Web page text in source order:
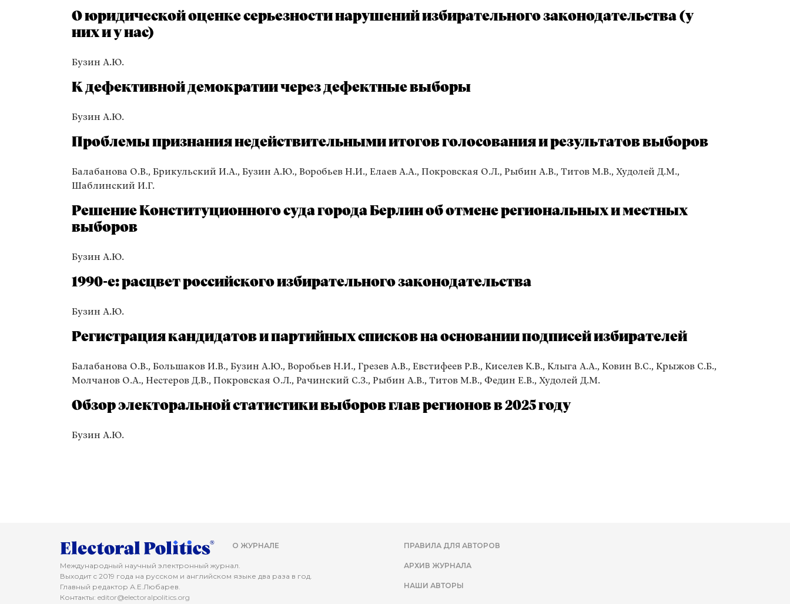
О юридической оценке серьезности нарушений избирательного законодательства (у
них и у нас)
Бузин А.Ю.
К дефективной демократии через дефектные выборы
Бузин А.Ю.
Проблемы признания недействительными итогов голосования и результатов выборов
Балабанова О.В., Брикульский И.А., Бузин А.Ю., Воробьев Н.И., Елаев А.А., Покровская О.Л., Рыбин А.В., Титов М.В., Худолей Д.М.,
Шаблинский И.Г.
Решение Конституционного суда города Берлин об отмене региональных и местных
выборов
Бузин А.Ю.
1990-е: расцвет российского избирательного законодательства
Бузин А.Ю.
Регистрация кандидатов и партийных списков на основании подписей избирателей
Балабанова О.В., Большаков И.В., Бузин А.Ю., Воробьев Н.И., Грезев А.В., Евстифеев Р.В., Киселев К.В., Клыга А.А., Ковин В.С., Крыжов С.Б.,
Молчанов О.А., Нестеров Д.В., Покровская О.Л., Рачинский С.З., Рыбин А.В., Титов М.В., Федин Е.В., Худолей Д.М.
Обзор электоральной статистики выборов глав регионов в 2025 году
Бузин А.Ю.
О ЖУРНАЛЕ
Международный научный электронный журнал.
Выходит с 2019 года на русском и английском языке два раза в год.
Главный редактор А.Е.Любарев.
Контакты: editor@electoralpolitics.org
ПРАВИЛА ДЛЯ АВТОРОВ
АРХИВ ЖУРНАЛА
НАШИ АВТОРЫ